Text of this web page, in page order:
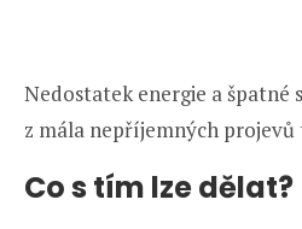
Nedostatek energie a špatné
z mála nepříjemných
Co s tím lze dělat?